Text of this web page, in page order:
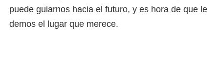
puede guiarnos hacia el futuro, y es hora de que le
demos el lugar que merece.